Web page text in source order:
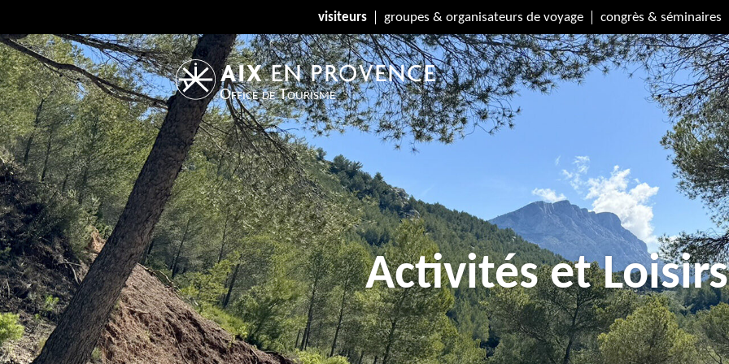
visiteurs groupes & organisateurs de voyage congrès & séminaires
Activités et Loisirs
Office de Tourisme